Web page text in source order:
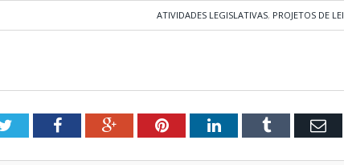
ATIVIDADES LEGISLATIVAS, PROJETOS DE LEI
TwitterFacebookGoogle+PinterestLinkedInTumblr